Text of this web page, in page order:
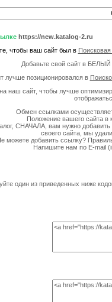
https://new.katalog-2.ru
чтобы ваш сайт был в
Добавьте свой сайт в БЕЛЫЙ
лучше позиционировался в
наш сайт, чтобы лучше
Обмен ссылками
Положение вашего сайта в
СНАЧАЛА, вам нужно
своего сайта, мы
можете добавить ссылку?
Напишите нам по E-mail
один из приведенных ниже